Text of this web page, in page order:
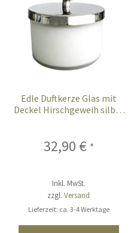
Edle Duftkerze Glas mit
Deckel Hirschgeweih silber
32,90 € *
Inkl. MwSt.
zzgl.Versand
Lieferzeit: ca. 3-4 Werktage